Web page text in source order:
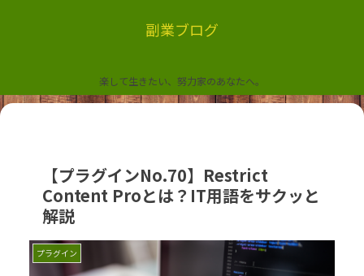
副業ブログ
楽して生きたい、努力家のあなたへ。
【プラグインNo.70】Restrict
Content Proとは？IT用語をサクッと
解説
プラグイン